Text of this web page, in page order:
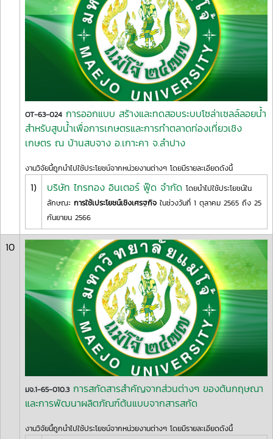
OT-63-024 การออกแบบ สร้างและทดสอบระบบโซล่าเซลล์ลอยน้ำ
สำหรับสูบน้ำเพื่อการเกษตรและการทำตลาดท่องเที่ยวเชิง
เกษตร ณ บ้านสบจาง อ.เกาะคา จ.ลำปาง
งานวิจัยนี้ถูกนำไปใช้ประโยชน์จากหน่วยงานต่างๆ โดยมีรายละเอียดดังนี้
1) บริษัท ไกรทอง อินเตอร์ ฟู๊ด จำกัด โดยนำไปใช้ประโยชน์ใน
ลักษณะ การใช้เประโยชน์เชิงเศรฐกิจ ในช่วงวันที่ 1 ตุลาคม 2565 ถึง 25
กันยายน 2566
10
มจ.1-65-010.3 การสกัดสารสำคัญจากส่วนต่างๆ ของต้นกฤษณา
และการพัฒนาผลิตภัณฑ์ต้นแบบจากสารสกัด
งานวิจัยนี้ถูกนำไปใช้ประโยชน์จากหน่วยงานต่างๆ โดยมีรายละเอียดดังนี้